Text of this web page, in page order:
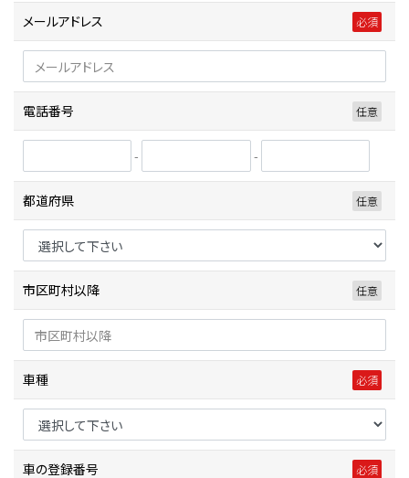
メールアドレス
電話番号
- -
都道府県
市区町村以降
車種
車の登録番号